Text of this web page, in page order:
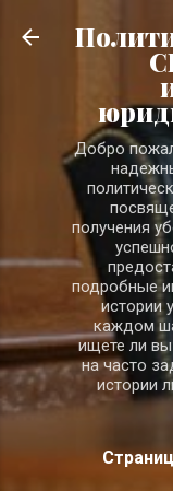
Добро
получения
подробные
истории
каждом
ищете ли
на часто
истории